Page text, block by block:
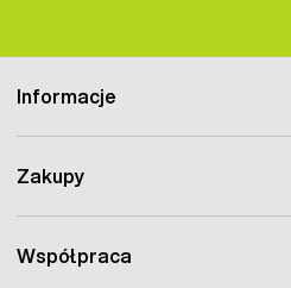
Informacje
Zakupy
Współpraca